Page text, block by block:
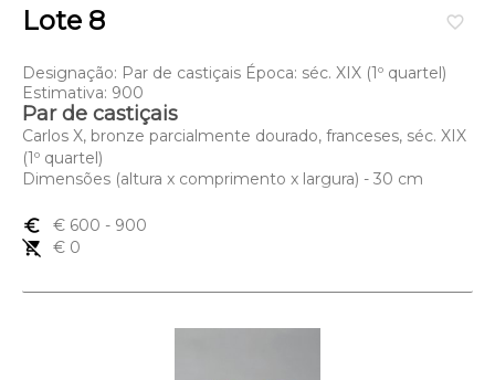
favorite_border
Lote 8
Designação: Par de castiçais Época: séc. XIX (1º quartel)
Estimativa: 900
Par de castiçais
Carlos X, bronze parcialmente dourado, franceses, séc. XIX
(1º quartel)
Dimensões (altura x comprimento x largura) - 30 cm
euro_symbol € 600 - 900
remove_shopping_cart
€ 0